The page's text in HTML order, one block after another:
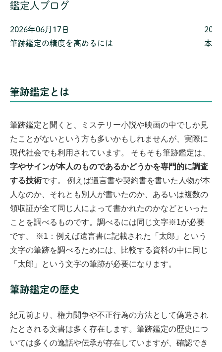
鑑定人ブログ
2026年06月17日
筆跡鑑定の精度を高めるには
本鑑
筆跡鑑定とは
筆跡鑑定と聞くと、ミステリー小説や映画の中でしか見
たことがないという方も多いかもしれませんが、実際に
現代社会でも利用されています。
そもそも筆跡鑑定は、
字やサインが本人のものであるかどうかを専門的に調査
する技術です。
例えば遺言書や契約書を書いた人物が本
人なのか、それとも別人が書いたのか、あるいは複数の
領収証が全て同じ人によって書かれたのかなどといった
ことを調べるものです。調べるには同じ文字※1が必要
です。
※1：例えば遺言書に記載された「太郎」という
文字の筆跡を調べるためには、比較する資料の中に同じ
「太郎」という文字の筆跡が必要になります。
筆跡鑑定の歴史
紀元前より、権力闘争や不正行為の方法として偽造され
たとされる文書は多く存在します。筆跡鑑定の歴史につ
いては多くの逸話や伝承が存在していますが、確認でき